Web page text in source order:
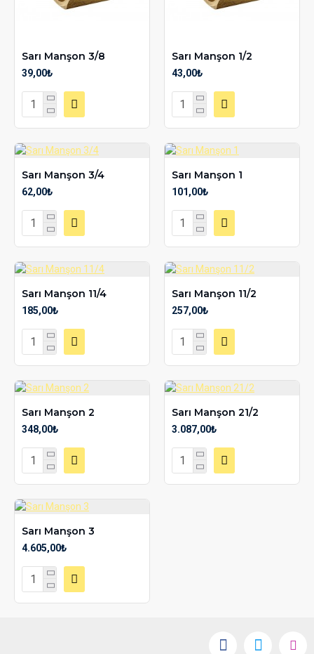
Sarı Manşon 3/8
39,00₺
Sarı Manşon 1/2
43,00₺
Sarı Manşon 3/4
62,00₺
Sarı Manşon 1
101,00₺
Sarı Manşon 11/4
185,00₺
Sarı Manşon 11/2
257,00₺
Sarı Manşon 2
348,00₺
Sarı Manşon 21/2
3.087,00₺
Sarı Manşon 3
4.605,00₺